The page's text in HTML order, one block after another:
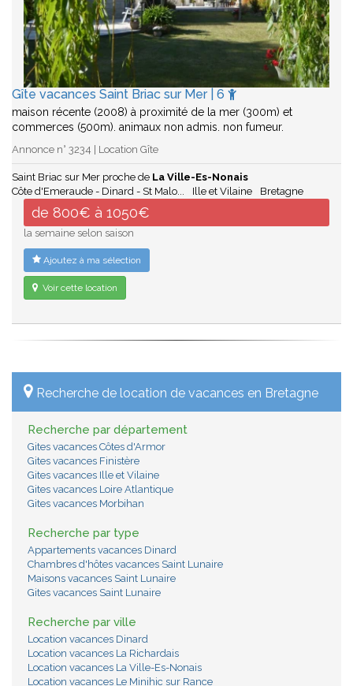
Gîte vacances Saint Briac sur Mer | 6
maison récente (2008) à proximité de la mer (300m) et
commerces (500m). animaux non admis. non fumeur.
Annonce n° 3234 | Location Gîte
Saint Briac sur Mer proche de La Ville-Es-Nonais
Côte d'Emeraude - Dinard - St Malo...
Ille et Vilaine Bretagne
de 800€ à 1050€
la semaine selon saison
Ajoutez à ma sélection
Voir cette location
Recherche de location de vacances en Bretagne
Recherche par département
Gites vacances Côtes d'Armor
Gites vacances Finistère
Gites vacances Ille et Vilaine
Gites vacances Loire Atlantique
Gites vacances Morbihan
Recherche par type
Appartements vacances Dinard
Chambres d'hôtes vacances Saint Lunaire
Maisons vacances Saint Lunaire
Gites vacances Saint Lunaire
Recherche par ville
Location vacances Dinard
Location vacances La Richardais
Location vacances La Ville-Es-Nonais
Location vacances Le Minihic sur Rance